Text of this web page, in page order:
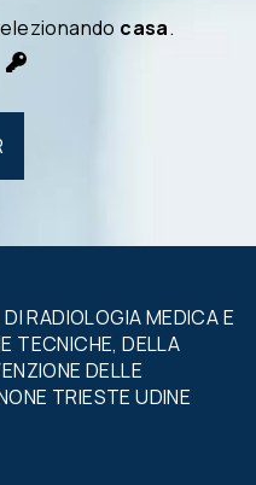
casa.
RADIOLOGIA MEDICA E
TECNICHE, DELLA
DELLE
TRIESTE UDINE